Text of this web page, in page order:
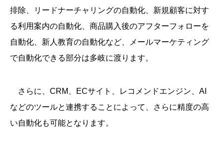
排除、リードナーチャリングの自動化、新規顧客に対す
る利用案内の自動化、商品購入後のアフターフォローを
自動化、新人教育の自動化など、メールマーケティング
で自動化できる部分は多岐に渡ります。
さらに、CRM、ECサイト、レコメンドエンジン、AI
などのツールと連携することによって、さらに精度の高
い自動化も可能となります。